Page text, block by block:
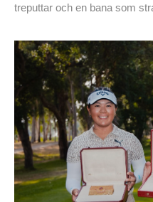
treputtar och en bana som